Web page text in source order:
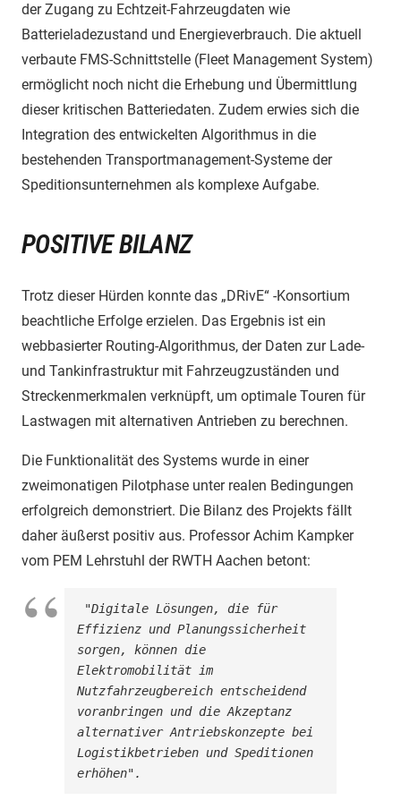
der Zugang zu Echtzeit-Fahrzeugdaten wie
Batterieladezustand und Energieverbrauch. Die aktuell
verbaute FMS-Schnittstelle (Fleet Management System)
ermöglicht noch nicht die Erhebung und Übermittlung
dieser kritischen Batteriedaten. Zudem erwies sich die
Integration des entwickelten Algorithmus in die
bestehenden Transportmanagement-Systeme der
Speditionsunternehmen als komplexe Aufgabe.
POSITIVE BILANZ
Trotz dieser Hürden konnte das „DRivE“ -Konsortium
beachtliche Erfolge erzielen. Das Ergebnis ist ein
webbasierter Routing-Algorithmus, der Daten zur Lade-
und Tankinfrastruktur mit Fahrzeugzuständen und
Streckenmerkmalen verknüpft, um optimale Touren für
Lastwagen mit alternativen Antrieben zu berechnen.
Die Funktionalität des Systems wurde in einer
zweimonatigen Pilotphase unter realen Bedingungen
erfolgreich demonstriert. Die Bilanz des Projekts fällt
daher äußerst positiv aus. Professor Achim Kampker
vom PEM Lehrstuhl der RWTH Aachen betont:
Effizienz und Planungssicherheit
sorgen, können die
Elektromobilität im
Nutzfahrzeugbereich entscheidend
voranbringen und die Akzeptanz
alternativer Antriebskonzepte bei
Logistikbetrieben und Speditionen
erhöhen".